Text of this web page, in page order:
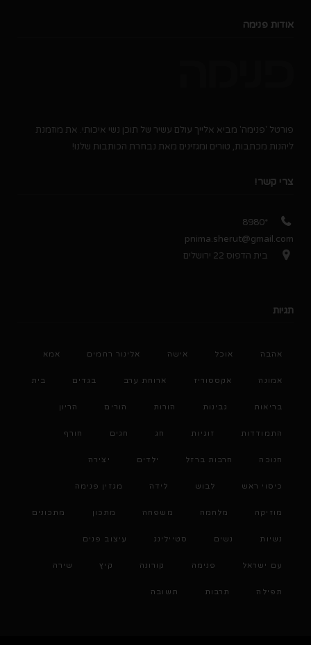
אודות פנימה
פורטל 'פנימה' מביא אלייך עולם עשיר של תוכן נשי איכותי. את מוזמנת
ליהנות מכתבות, טורים ומגזינים מאת נבחרת הכותבות שלנו!
צרי קשר!
*8980
pnima.sherut@gmail.com
בית הדפוס 22 ירושלים
תגיות
אהבה אוכל אישה אלינור רחמים אמא
אמונה אקססוריז ארוחת ערב בגדים בית
בריאות גבינות הורות הורים הריון
התמודדות זוגיות חג חגים חורף
חנוכה חרבות ברזל ילדים יצירה
כיסוי ראש לבוש לידה מגזין פנימה
מוזיקה מלחמה משפחה מתכון מתכונים
נשיות נשים סטיילינג עיצוב פנים
עם ישראל פנימה קורונה קיץ שירה
תפילה תרבות תשובה